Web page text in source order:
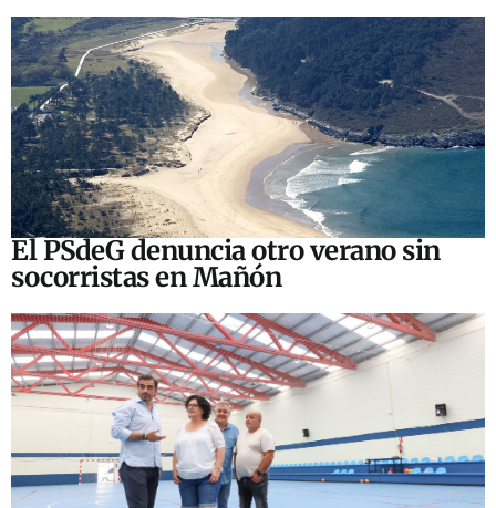
El PSdeG denuncia otro verano sin
socorristas en Mañón